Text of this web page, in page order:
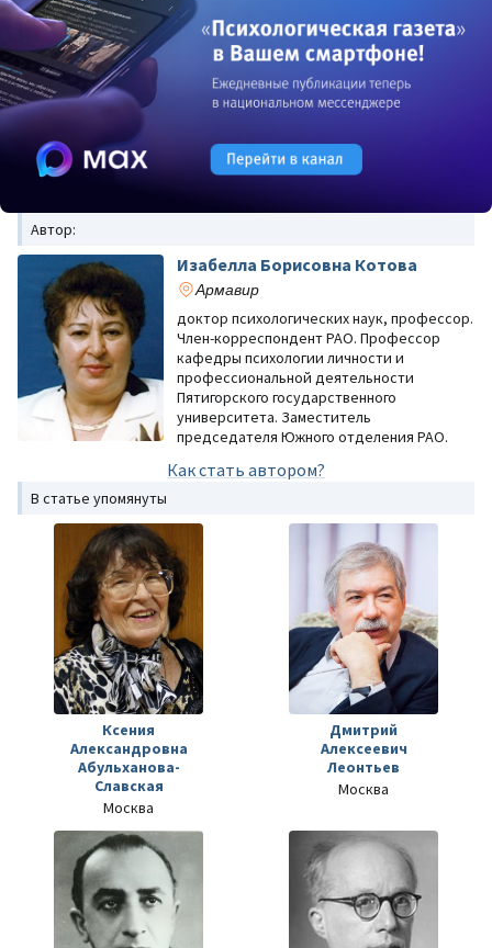
Автор:
Изабелла Борисовна Котова
Армавир
доктор психологических наук, профессор.
Член-корреспондент РАО. Профессор
кафедры психологии личности и
профессиональной деятельности
Пятигорского государственного
университета. Заместитель
председателя Южного отделения РАО.
Как стать автором?
В статье упомянуты
Ксения
Александровна
Абульханова-
Славская
Москва
Дмитрий
Алексеевич
Леонтьев
Москва